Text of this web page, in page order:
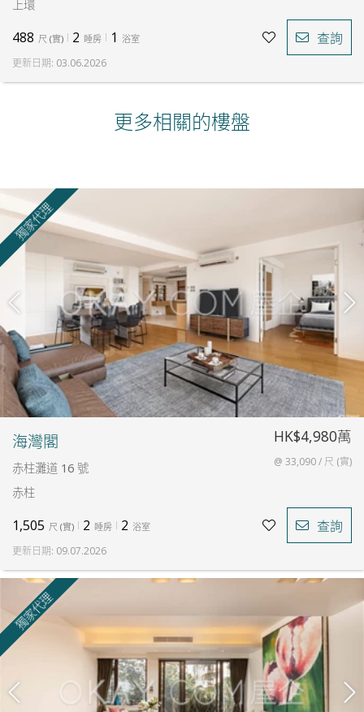
上環
488 尺 (實) 2 睡房 1 浴室 查詢
更新日期: 03.06.2026
更多相關的樓盤
海灣閣
赤柱灘道 16 號
赤柱
HK$4,980萬
@ 33,090 / 尺 (實)
1,505 尺 (實) 2 睡房 2 浴室 查詢
更新日期: 09.07.2026
獨家代理
獨家代理